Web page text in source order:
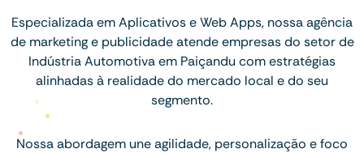
Especializada em Aplicativos e Web Apps, nossa agência
de marketing e publicidade atende empresas do setor de
Indústria Automotiva em Paiçandu com estratégias
alinhadas à realidade do mercado local e do seu
segmento.
Nossa abordagem une agilidade, personalização e foco